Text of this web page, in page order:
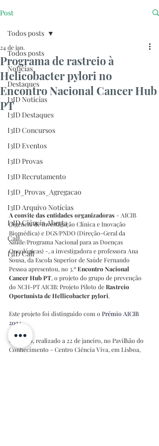
Post
Todos posts
Notícias
Destaques
I3ID Noticias
I3ID Destaques
I3ID Concursos
I3ID Eventos
I3ID Provas
I3ID Recrutamento
I3ID_Provas_Agregacao
I3ID Arquivo Notícias
I3ID Ciência Aberta
Call
I3ID Call
Todos posts
Programa de rastreio à
Helicobacter pylori no
Encontro Nacional Cancer Hub
PT
24 de jan.
A convite das entidades organizadoras - AICIB
(Agência de Investigação Clínica e Inovação
Biomédica) e DGS/PNDO (Direção-Geral da
Saúde/Programa Nacional para as Doenças
Oncológicas) -, a investigadora e professora Ana
Sousa, da Escola Superior de Saúde Fernando
Pessoa apresentou, no 3.º Encontro Nacional
Cancer Hub PT, o projeto do grupo de prevenção
do NCH-PT AICIB: Projeto Piloto de Rastreio
Oportunista de Hellicobacter pylori.
Este projeto foi distinguido com o Prémio AICIB
2024
O evento, realizado a 22 de janeiro, no Pavilhão do
Conhecimento - Centro Ciência Viva, em Lisboa,